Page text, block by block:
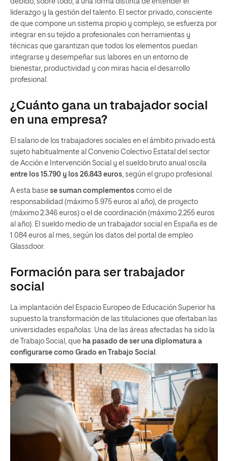
debido, sobre todo, a una forma distinta de entender el
liderazgo y la gestión del talento. El sector privado, consciente
de que compone un sistema propio y complejo, se esfuerza por
integrar en su tejido a profesionales con herramientas y
técnicas que garantizan que todos los elementos puedan
integrarse y desempeñar sus labores en un entorno de
bienestar, productividad y con miras hacia el desarrollo
profesional.
¿Cuánto gana un trabajador social
en una empresa?
El salario de los trabajadores sociales en el ámbito privado está
sujeto habitualmente al Convenio Colectivo Estatal del sector
de Acción e Intervención Social y el sueldo bruto anual oscila
entre los 15.790 y los 26.843 euros, según el grupo profesional.
A esta base se suman complementos como el de
responsabilidad (máximo 5.975 euros al año), de proyecto
(máximo 2.346 euros) o el de coordinación (máximo 2.255 euros
al año). El sueldo medio de un trabajador social en España es de
1.084 euros al mes, según los datos del portal de empleo
Glassdoor.
Formación para ser trabajador
social
La implantación del Espacio Europeo de Educación Superior ha
supuesto la transformación de las titulaciones que ofertaban las
universidades españolas. Una de las áreas afectadas ha sido la
de Trabajo Social, que ha pasado de ser una diplomatura a
configurarse como Grado en Trabajo Social .